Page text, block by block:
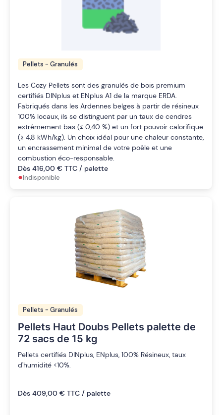
Pellets - Granulés
Pellet COZY palette 65 sacs de 15kg
Les Cozy Pellets sont des granulés de bois premium
certifiés DINplus et ENplus A1 de la marque ERDA.
Fabriqués dans les Ardennes belges à partir de résineux
100% locaux, ils se distinguent par un taux de cendres
extrêmement bas (≤ 0,40 %) et un fort pouvoir calorifique
(≥ 4,8 kWh/kg). Un choix idéal pour une chaleur constante,
un encrassement minimal de votre poêle et une
combustion éco-responsable.
Dès 416,00 € TTC / palette
•Indisponible
Pellets - Granulés
Pellets Haut Doubs Pellets palette de
72 sacs de 15 kg
Pellets certifiés DINplus, ENplus, 100% Résineux, taux
d'humidité <10%.
Dès 409,00 € TTC / palette